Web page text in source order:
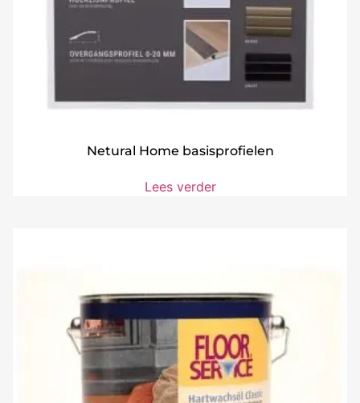
Netural Home basisprofielen
Lees verder